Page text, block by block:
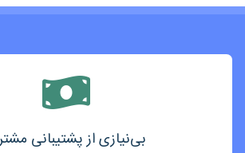
بی‌نیازی از پشتیبانی